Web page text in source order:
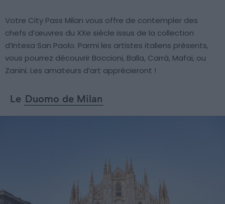
Votre City Pass Milan vous offre de contempler des
chefs d’œuvres du XXe siècle issus de la collection
d’Intesa San Paolo. Parmi les artistes italiens présents,
vous pourrez découvrir Boccioni, Balla, Carrà, Mafai, ou
Zanini. Les amateurs d’art apprécieront !
Le Duomo de Milan